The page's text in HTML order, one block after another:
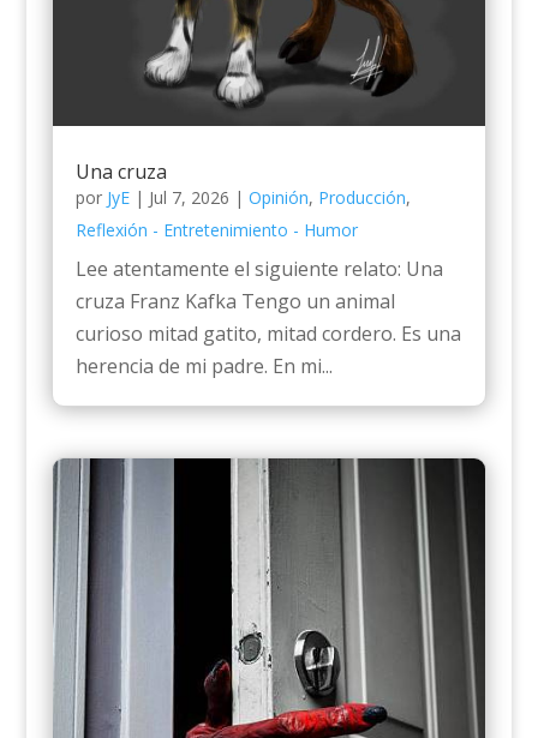
Una cruza
por JyE| Jul 7, 2026 | Opinión, Producción,
Reflexión - Entretenimiento - Humor
Lee atentamente el siguiente relato: Una
cruza Franz Kafka Tengo un animal
curioso mitad gatito, mitad cordero. Es una
herencia de mi padre. En mi...